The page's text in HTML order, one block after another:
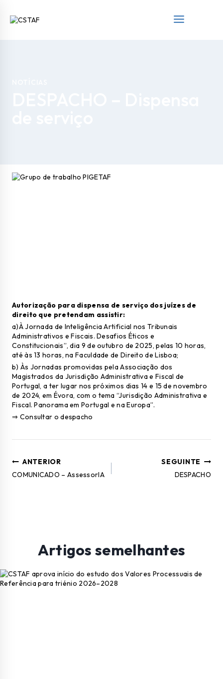
Autorização para dispensa de serviço dos juízes de
direito que pretendam assistir:
a)À Jornada de Inteligência Artificial nos Tribunais
Administrativos e Fiscais. Desafios Éticos e
Constitucionais”, dia 9 de outubro de 2025, pelas 10 horas,
até às 13 horas, na Faculdade de Direito de Lisboa;
b) Às Jornadas promovidas pela Associação dos
Magistrados da Jurisdição Administrativa e Fiscal de
Portugal, a ter lugar nos próximos dias 14 e 15 de novembro
de 2024, em Évora, com o tema “Jurisdição Administrativa e
Fiscal. Panorama em Portugal e na Europa”.
⇒ Consultar o despacho
ANTERIOR
COMUNICADO – AssessorIA
SEGUINTE
DESPACHO
Artigos semelhantes